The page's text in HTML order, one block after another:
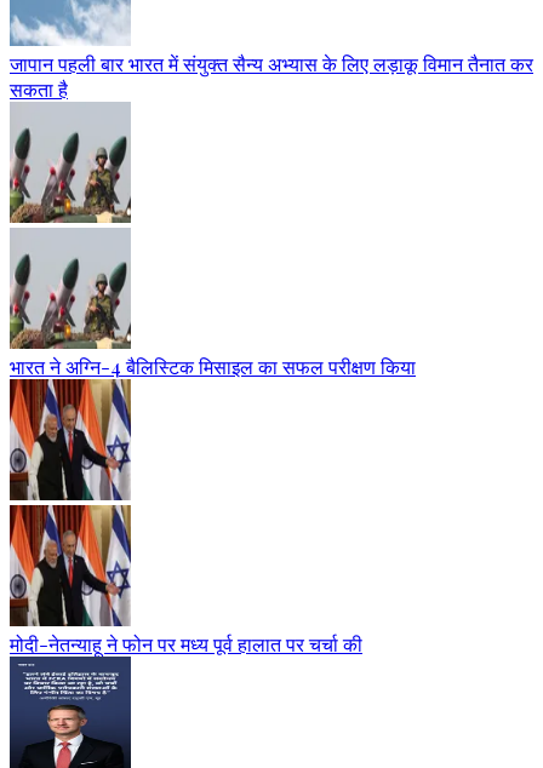
जापान पहली बार भारत में संयुक्त सैन्य अभ्यास के लिए लड़ाकू विमान तैनात कर
सकता है
भारत ने अग्नि-4 बैलिस्टिक मिसाइल का सफल परीक्षण किया
मोदी-नेतन्याहू ने फोन पर मध्य पूर्व हालात पर चर्चा की